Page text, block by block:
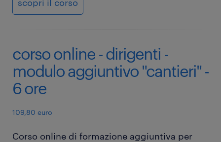
scopri il corso
corso online - dirigenti -
modulo aggiuntivo "cantieri" -
6 ore
109,80 euro
Corso online di formazione aggiuntiva per